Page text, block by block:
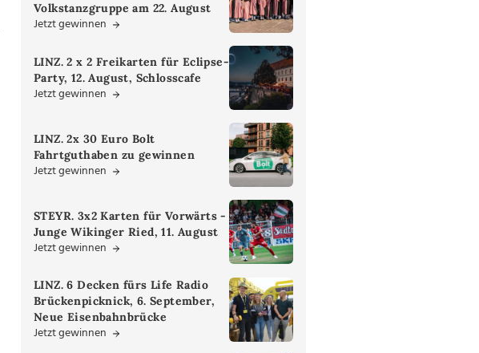
Volkstanzgruppe am 22. August
Jetzt gewinnen
LINZ. 2 x 2 Freikarten für Eclipse-
Party, 12. August, Schlosscafe
Jetzt gewinnen
LINZ. 2x 30 Euro Bolt
Fahrtguthaben zu gewinnen
Jetzt gewinnen
STEYR. 3x2 Karten für Vorwärts -
Junge Wikinger Ried, 11. August
Jetzt gewinnen
LINZ. 6 Decken fürs Life Radio
Brückenpicknick, 6. September,
Neue Eisenbahnbrücke
Jetzt gewinnen